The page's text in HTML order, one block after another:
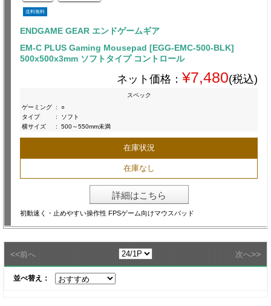
送料無料
ENDGAME GEAR エンドゲームギア
EM-C PLUS Gaming Mousepad [EGG-EMC-500-BLK]
500x500x3mm ソフトタイプ コントロール
ネット価格： ¥7,480(税込)
スペック
ゲーミング :
○
タイプ
:
ソフト
横サイズ
: 500～550mm未満
在庫状況
在庫なし
詳細はこちら
初動速く・止めやすい操作性 FPSゲーム向けマウスパッド
<<前へ 次へ>>
並べ替え：